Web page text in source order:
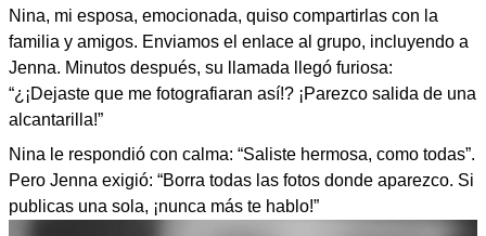
Nina, mi esposa, emocionada, quiso compartirlas con la
familia y amigos. Enviamos el enlace al grupo, incluyendo a
Jenna. Minutos después, su llamada llegó furiosa:
“¿¡Dejaste que me fotografiaran así!? ¡Parezco salida de una
alcantarilla!”
Nina le respondió con calma: “Saliste hermosa, como todas”.
Pero Jenna exigió: “Borra todas las fotos donde aparezco. Si
publicas una sola, ¡nunca más te hablo!”